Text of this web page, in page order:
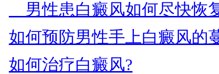
男性患白癜风如何尽快恢
如何预防男性手上白癜风的
如何治疗白癜风?